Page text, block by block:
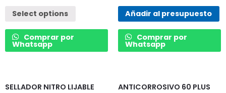
out
of
Select options
Comprar por
Whatsapp
0
out
Añadir al presupuesto
Comprar por
Whatsapp
SELLADOR NITRO LIJABLE ANTICORROSIVO 60 PLUS